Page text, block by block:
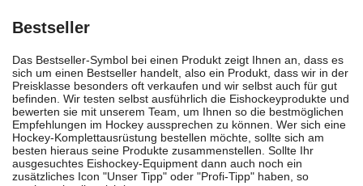
Bestseller
Das Bestseller-Symbol bei einen Produkt zeigt Ihnen an, dass es
sich um einen Bestseller handelt, also ein Produkt, dass wir in der
Preisklasse besonders oft verkaufen und wir selbst auch für gut
befinden. Wir testen selbst ausführlich die Eishockeyprodukte und
bewerten sie mit unserem Team, um Ihnen so die bestmöglichen
Empfehlungen im Hockey aussprechen zu können. Wer sich eine
Hockey-Komplettausrüstung bestellen möchte, sollte sich am
besten hieraus seine Produkte zusammenstellen. Sollte Ihr
ausgesuchtes Eishockey-Equipment dann auch noch ein
zusätzliches Icon "Unser Tipp" oder "Profi-Tipp" haben, so